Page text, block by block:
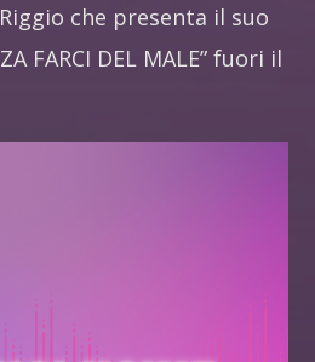
che presenta il suo
FARCI DEL MALE” fuori il